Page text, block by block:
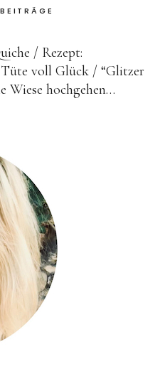
Rezept:
voll Glück
“Glitzer
Wiese hochgehen…